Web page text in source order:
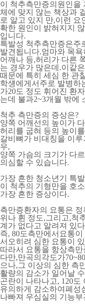
이 척추측만증의원인을
체에 맞지 않는 책상과
로 알고 있지 만,이런
확한 원인이 밝혀지지
입니다.
특발성 척추측만증은주
발견됩니다.엄마와 목
어깨나 등,허리가 다른
는 경우가 많은데.이같
때문에 특히 세심 한 관
학섕에게서주로 발병하
가20도 정도 휘어진 환
는데 불과2~3개월 밖에
척추 측만증의 증상은?
양쪽 어깨선의 높이가
허리를 굽혀 등의 높이
갈비뼈가 비대칭을 이
우,
양쪽 가슴의 크기가 다
의심할 수 있습니다.
가장 흔한 청소년기 특
이 척추의 기형만을 호
가장 흔한 증상이다.
측만증환자의 요통은
위나 휜 정도,그리고,척
계가 없다고 알려져 있
즉, 80도측만에서요통
서오히려 심한 요통이
따라서 요통을 항상측
다만,만곡의각도가
으나,그 이상의 심한 측
활량의 감소가 일어날
곤란이 나타나고, ​120도
유의하게 감소하여폐성
나빠져 우심실의 기능